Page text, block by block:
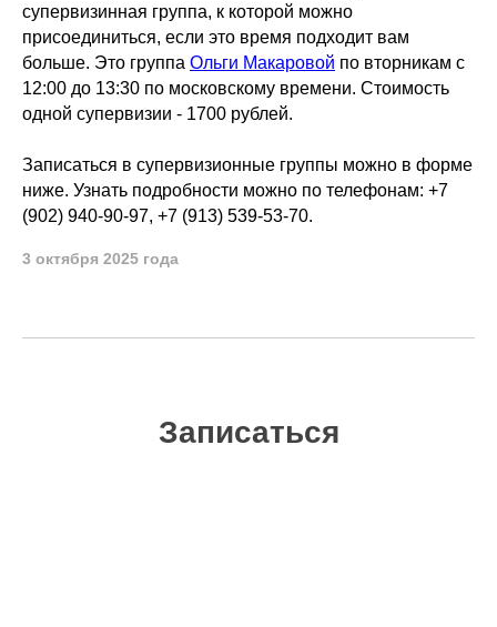
супервизинная группа, к которой можно
присоединиться, если это время подходит вам
больше. Это группа Ольги Макаровой по вторникам с
12:00 до 13:30 по московскому времени. Стоимость
одной супервизии - 1700 рублей.
Записаться в супервизионные группы можно в форме
ниже. Узнать подробности можно по телефонам: +7
(902) 940-90-97, +7 (913) 539-53-70.
3 октября 2025 года
Записаться